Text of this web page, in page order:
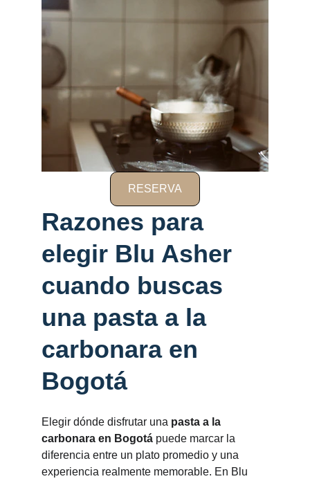
RESERVA
Razones para
elegir Blu Asher
cuando buscas
una pasta a la
carbonara en
Bogotá
Elegir dónde disfrutar una pasta a la
carbonara en Bogotá puede marcar la
diferencia entre un plato promedio y una
experiencia realmente memorable. En Blu